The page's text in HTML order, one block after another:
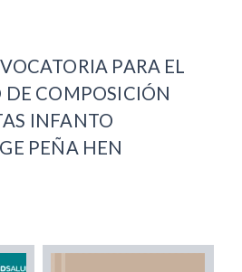
PARA EL
COMPOSICIÓN
INFANTO
PEÑA HEN